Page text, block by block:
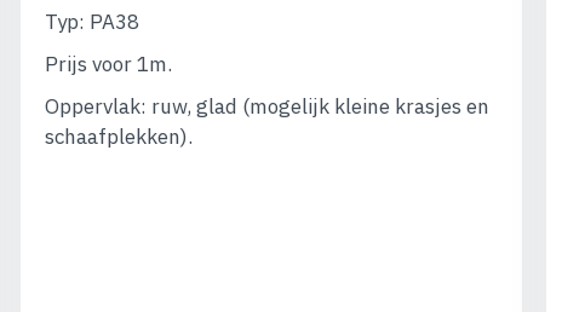
Typ: PA38
Prijs voor 1m.
Oppervlak: ruw, glad (mogelijk kleine krasjes en
schaafplekken).